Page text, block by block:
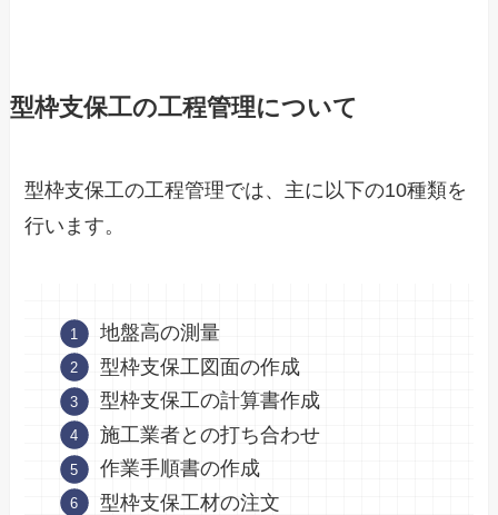
型枠支保工の工程管理について
型枠支保工の工程管理では、主に以下の10種類を
行います。
地盤高の測量
型枠支保工図面の作成
型枠支保工の計算書作成
施工業者との打ち合わせ
作業手順書の作成
型枠支保工材の注文